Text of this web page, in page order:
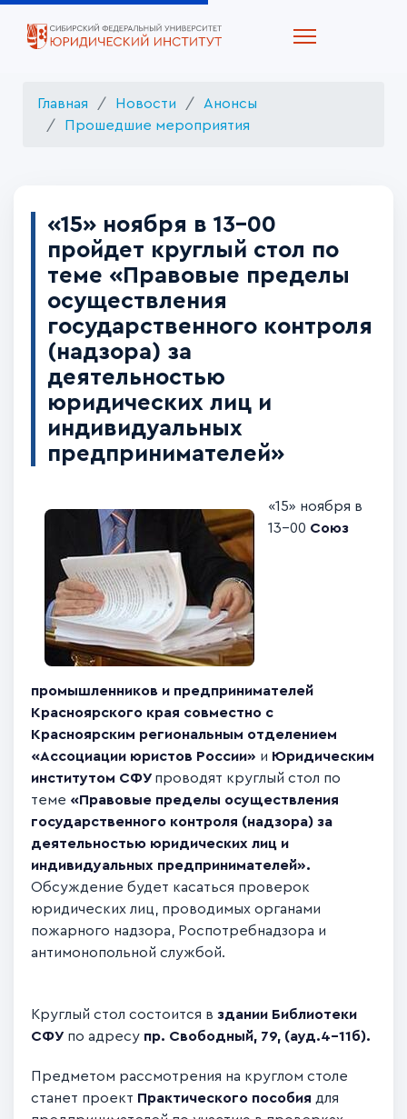
Главная Новости
Анонсы
Прошедшие мероприятия
«15» ноября в 13-00
пройдет круглый стол по
теме «Правовые пределы
осуществления
государственного контроля
(надзора) за
деятельностью
юридических лиц и
индивидуальных
предпринимателей»
«15» ноября в
13-00 Союз
промышленников и предпринимателей
Красноярского края совместно с
Красноярским региональным отделением
«Ассоциации юристов России» и Юридическим
институтом СФУ проводят круглый стол по
теме «Правовые пределы осуществления
государственного контроля (надзора) за
деятельностью юридических лиц и
индивидуальных предпринимателей».
Обсуждение будет касаться проверок
юридических лиц, проводимых органами
пожарного надзора, Роспотребнадзора и
антимонопольной службой.
Круглый стол состоится вздании Библиотеки
СФУ по адресу пр. Свободный, 79, (ауд.4-11б).
Предметом рассмотрения на круглом столе
станет проект Практического пособия для